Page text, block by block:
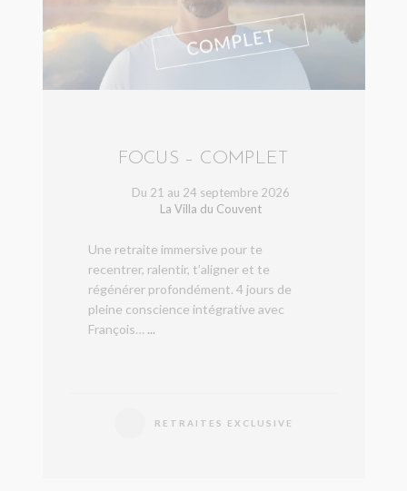
FOCUS – COMPLET
Du 21 au 24 septembre 2026
La Villa du Couvent
Une retraite immersive pour te
recentrer, ralentir, t’aligner et te
régénérer profondément. 4 jours de
pleine conscience intégrative avec
François… ...
RETRAITES EXCLUSIVE